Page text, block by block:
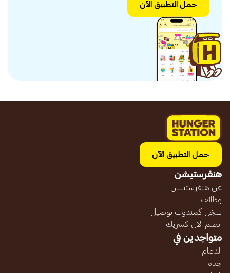
حمل التطبيق الآن
حمل التطبيق الآن
هنقرستيشن
عن هنقرستيشن
وظائف
سجّل كمندوب توصيل
انضم الآن كشريك
متواجدين في
الدمام
جده